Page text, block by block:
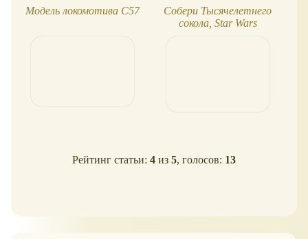
Модель локомотива C57
Собери Тысячелетнего
сокола, Star Wars
Рейтинг статьи: 4 из 5, голосов: 13